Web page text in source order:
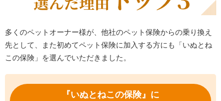
多くのペットオーナー様が、他社のペット保険からの乗り換え
先として、また初めてペット保険に加入する方にも「いぬとね
この保険」を選んでいただきました。
『いぬとねこの保険』に